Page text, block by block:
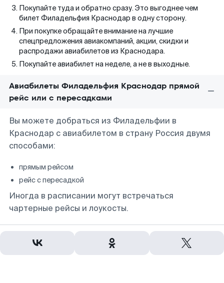
Покупайте туда и обратно сразу. Это выгоднее чем
билет Филадельфия Краснодар в одну сторону.
При покупке обращайте внимание на лучшие
спецпредложения авиакомпаний, акции, скидки и
распродажи авиабилетов из Краснодара.
Покупайте авиабилет на неделе, а не в выходные.
Авиабилеты Филадельфия Краснодар прямой
рейс или с пересадками
Вы можете добраться из Филадельфии в
Краснодар с авиабилетом в страну Россия двумя
способами:
прямым рейсом
рейс с пересадкой
Иногда в расписании могут встречаться
чартерные рейсы и лоукосты.